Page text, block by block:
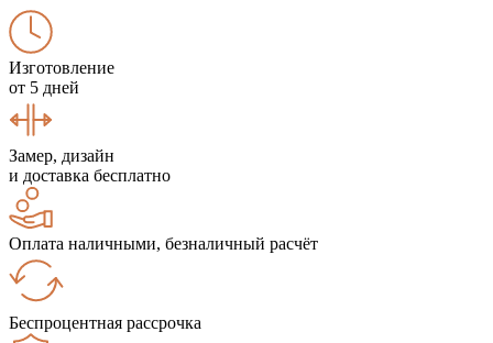
Изготовление
от 5 дней
Замер, дизайн
и доставка бесплатно
Оплата наличными, безналичный расчёт
Беспроцентная рассрочка